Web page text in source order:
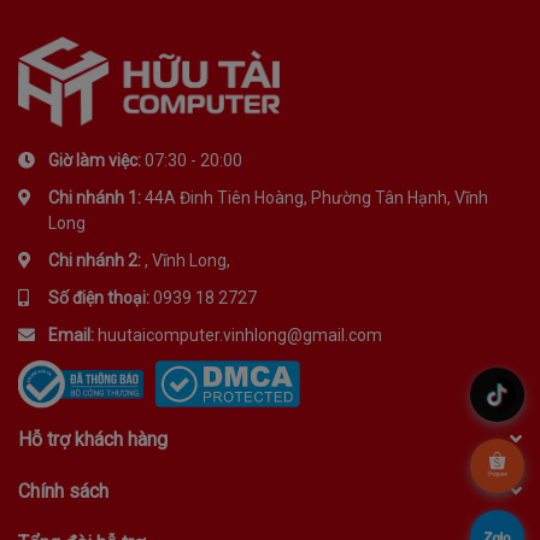
Giờ làm việc:07:30 - 20:00
Chi nhánh 1:44A Đinh Tiên Hoàng, Phường Tân Hạnh, Vĩnh
Long
Chi nhánh 2:, Vĩnh Long,
Số điện thoại:0939 18 2727
Email: huutaicomputer.vinhlong@gmail.com
Hỗ trợ khách hàng
Chính sách
.
.